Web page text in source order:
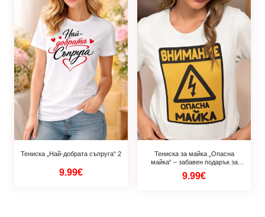
Тениска „Най-добрата съпруга“ 2
9.99€
Тениска за майка „Опасна
майка“ – забавен подарък за
9.99€